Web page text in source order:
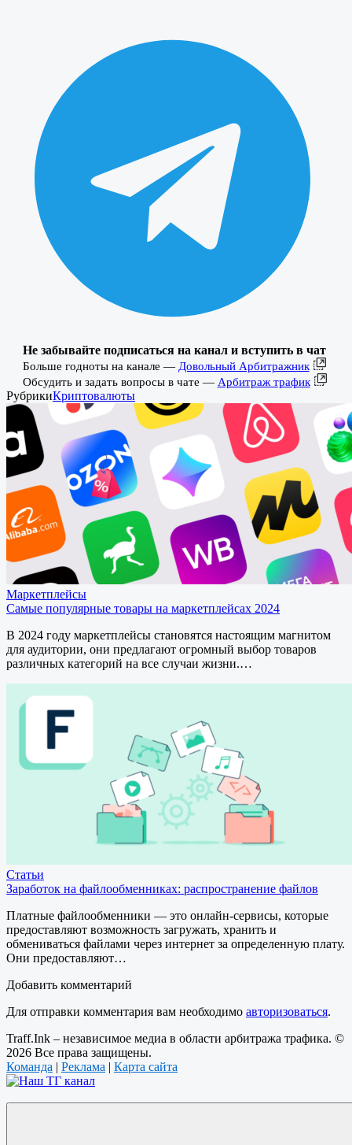
Не забывайте подписаться на канал и вступить в чат
Больше годноты на канале — Довольный Арбитражник
Обсудить и задать вопросы в чате — Арбитраж трафик
РубрикиКриптовалюты
Маркетплейсы
Самые популярные товары на маркетплейсах 2024
В 2024 году маркетплейсы становятся настоящим магнитом
для аудитории, они предлагают огромный выбор товаров
различных категорий на все случаи жизни.…
Статьи
Заработок на файлообменниках: распространение файлов
Платные файлообменники — это онлайн-сервисы, которые
предоставляют возможность загружать, хранить и
обмениваться файлами через интернет за определенную плату.
Они предоставляют…
Добавить комментарий
Для отправки комментария вам необходимо авторизоваться.
Traff.Ink – независимое медиа в области арбитража трафика. ©
2026 Все права защищены.
Команда | Реклама | Карта сайта